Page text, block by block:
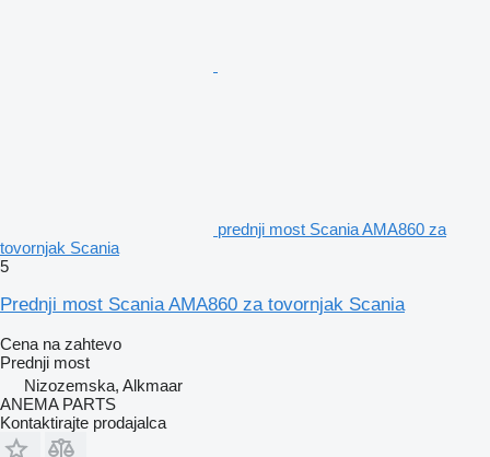
prednji most Scania AMA860 za
tovornjak Scania
5
Prednji most Scania AMA860 za tovornjak Scania
Cena na zahtevo
Prednji most
Nizozemska, Alkmaar
ANEMA PARTS
Kontaktirajte prodajalca